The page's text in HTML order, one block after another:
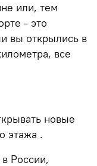
или, тем
- это
вы открылись в
все
новые
этажа .
России,